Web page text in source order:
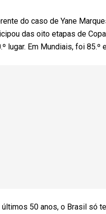
do caso de Yane
das oito etapas de
lugar. Em Mundiais, foi 85.º
últimos 50 anos, o Brasil só